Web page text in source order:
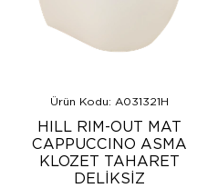
Ürün Kodu: A031321H
HILL RIM-OUT MAT
CAPPUCCINO ASMA
KLOZET TAHARET
DELİKSİZ